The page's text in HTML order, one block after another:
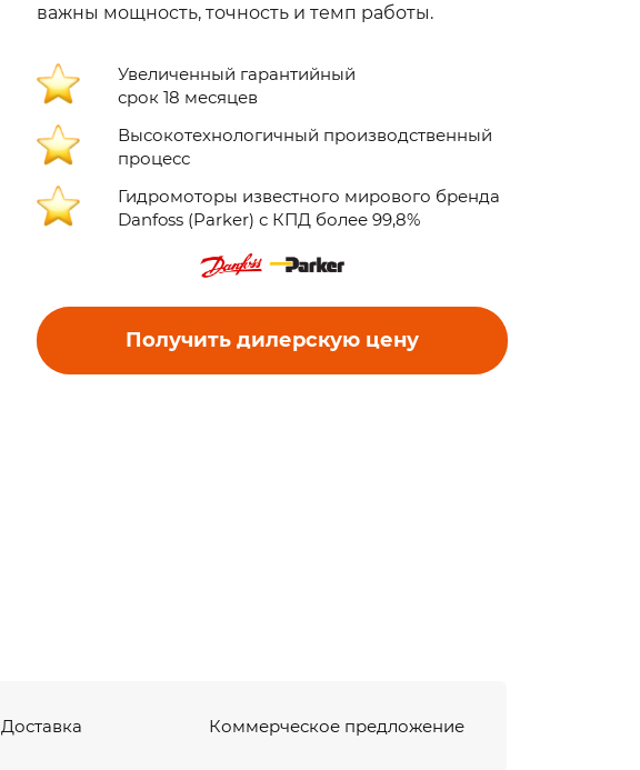
важны мощность, точность и темп работы.
Увеличенный гарантийный
срок 18 месяцев
Высокотехнологичный производственный
процесс
Гидромоторы известного мирового бренда
Danfoss (Parker) с КПД более 99,8%
Получить дилерскую цену
Доставка Коммерческое предложение